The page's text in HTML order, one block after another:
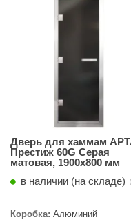
Дверь для хаммам
Престиж 60G Серая
матовая, 1900х800 мм
в наличии (на складе)
Коробка: Алюминий